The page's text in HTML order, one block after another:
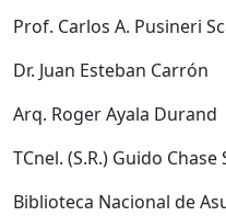
Prof. Carlos A. Pusineri
Dr. Juan Esteban Carrón
Arq. Roger Ayala Durand
TCnel. (S.R.) Guido Chase
Biblioteca Nacional de